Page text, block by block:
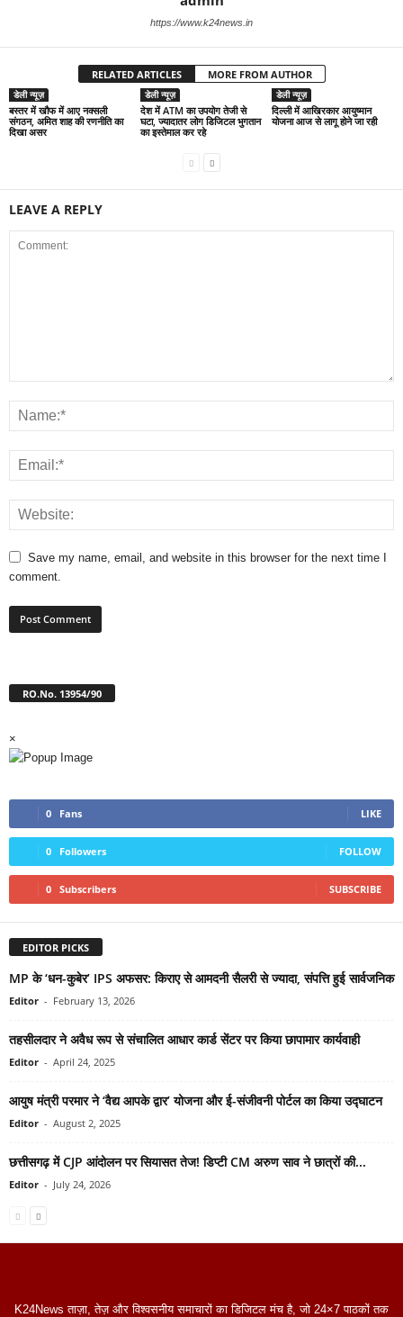
https://www.k24news.in
RELATED ARTICLES MORE FROM AUTHOR
डेली न्यूज़
बस्तर में खौफ में आए नक्सली
संगठन, अमित शाह की रणनीति का
दिखा असर
डेली न्यूज़
देश में ATM का उपयोग तेजी से
घटा, ज्यादातर लोग डिजिटल भुगतान
का इस्तेमाल कर रहे
डेली न्यूज़
द‍िल्‍ली में आख‍िरकार आयुष्‍मान
योजना आज से लागू होने जा रही
LEAVE A REPLY
Save my name, email, and website in this browser for the next time I
comment.
RO.No. 13954/90
×
0 Fans LIKE
0 Followers FOLLOW
0 Subscribers SUBSCRIBE
EDITOR PICKS
MP के ‘धन-कुबेर’ IPS अफसर: किराए से आमदनी सैलरी से ज्यादा, संपत्ति हुई सार्वजनिक
Editor - February 13, 2026
तहसीलदार ने अवैध रूप से संचालित आधार कार्ड सेंटर पर किया छापामार कार्यवाही
Editor - April 24, 2025
आयुष मंत्री परमार ने ‘वैद्य आपके द्वार’ योजना और ई-संजीवनी पोर्टल का किया उद्घाटन
Editor - August 2, 2025
छत्तीसगढ़ में CJP आंदोलन पर सियासत तेज! डिप्टी CM अरुण साव ने छात्रों की...
Editor - July 24, 2026
K24News ताज़ा, तेज़ और विश्वसनीय समाचारों का डिजिटल मंच है, जो 24×7 पाठकों तक